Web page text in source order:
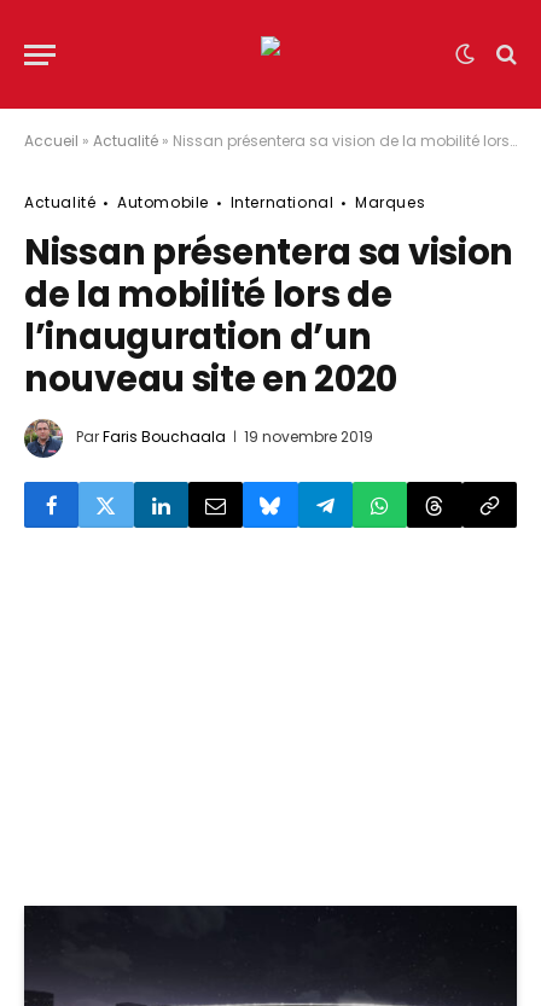
Accueil » Actualité » Nissan présentera sa vision de la mobilité lors de l’inauguration d’un nouveau site en 2020
Actualité Automobile International Marques
Nissan présentera sa vision
de la mobilité lors de
l’inauguration d’un
nouveau site en 2020
ParFaris Bouchaala 19 novembre 2019